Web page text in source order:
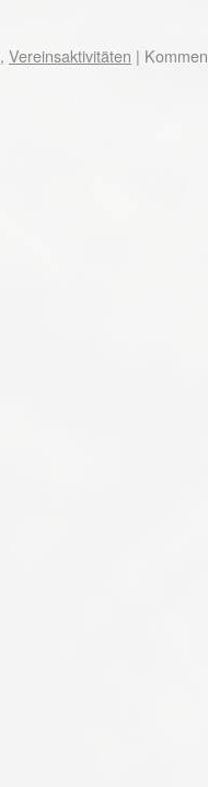
, Vereinsaktivitäten |